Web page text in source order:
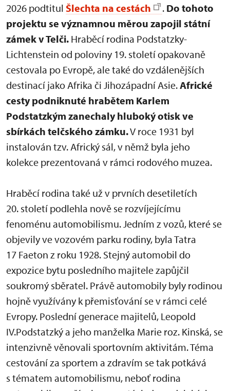
2026 podtitul Šlechta na cestách . Do tohoto
projektu se významnou měrou zapojil státní
zámek v Telči. Hraběcí rodina Podstatzky-
Lichtenstein od poloviny 19. století opakovaně
cestovala po Evropě, ale také do vzdálenějších
destinací jako Afrika či Jihozápadní Asie.Africké
cesty podniknuté hrabětem Karlem
Podstatzkým zanechaly hluboký otisk ve
sbírkách telčského zámku.V roce 1931 byl
instalován tzv. Africký sál, v němž byla jeho
kolekce prezentovaná v rámci rodového muzea.
Hraběcí rodina také už v prvních desetiletích
20. století podlehla nově se rozvíjejícímu
fenoménu automobilismu. Jedním z vozů, které se
objevily ve vozovém parku rodiny, byla Tatra
17 Faeton z roku 1928. Stejný automobil do
expozice bytu posledního majitele zapůjčil
soukromý sběratel. Právě automobily byly rodinou
hojně využívány k přemisťování se v rámci celé
Evropy. Poslední generace majitelů, Leopold
IV.Podstatzký a jeho manželka Marie roz. Kinská, se
intenzivně věnovali sportovním aktivitám. Téma
cestování za sportem a zdravím se tak potkává
s tématem automobilismu, neboť rodina